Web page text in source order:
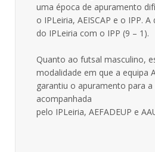
uma época de apuramento
o IPLeiria, AEISCAP e o IPP.
do IPLeiria com o IPP (9 – 1).
Quanto ao futsal masculino,
modalidade em que a equipa
garantiu o apuramento para a
acompanhada
pelo IPLeiria, AEFADEUP e